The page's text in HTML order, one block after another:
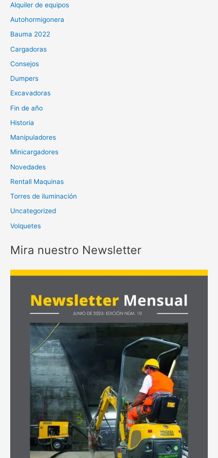
Alquiler de equipos
Autohormigonera
Bauma 2022
Cargadoras
Consejos
Dumpers
Excavadoras
Fin de año
Historia
Manipuladores
Minicargadores
Novedades
Rentall Maquinas
Torres de iluminación
Uncategorized
Volquetes
Mira nuestro Newsletter